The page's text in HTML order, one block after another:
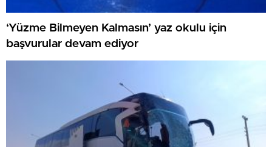
‘Yüzme Bilmeyen Kalmasın’ yaz okulu için
başvurular devam ediyor